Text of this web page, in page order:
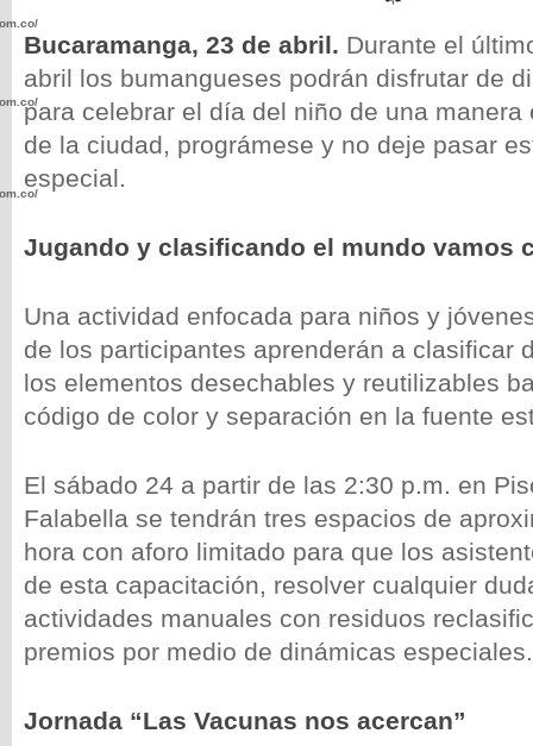
Bucaramanga, 23 de abril. Durante el
abril los bumangueses podrán disfrutar de
para celebrar el día del niño de una manera
de la ciudad, prográmese y no deje pasar
especial.
Jugando y clasificando el mundo vamos
Una actividad enfocada para niños y
de los participantes aprenderán a clasificar
los elementos desechables y reutilizables
código de color y separación en la fuente
El sábado 24 a partir de las 2:30 p.m. en
Falabella se tendrán tres espacios de
hora con aforo limitado para que los
de esta capacitación, resolver cualquier
actividades manuales con residuos
premios por medio de dinámicas especiales.
Jornada “Las Vacunas nos acercan”
wp-
wp-
wp-
wp-
wp-